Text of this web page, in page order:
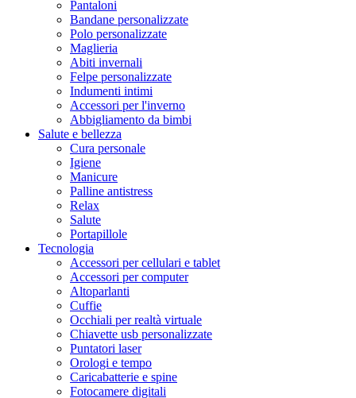
Pantaloni
Bandane personalizzate
Polo personalizzate
Maglieria
Abiti invernali
Felpe personalizzate
Indumenti intimi
Accessori per l'inverno
Abbigliamento da bimbi
Salute e bellezza
Cura personale
Igiene
Manicure
Palline antistress
Relax
Salute
Portapillole
Tecnologia
Accessori per cellulari e tablet
Accessori per computer
Altoparlanti
Cuffie
Occhiali per realtà virtuale
Chiavette usb personalizzate
Puntatori laser
Orologi e tempo
Caricabatterie e spine
Fotocamere digitali